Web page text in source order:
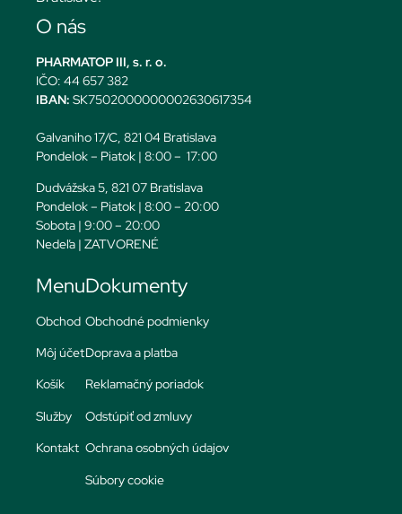
O nás
PHARMATOP III, s. r. o.
IČO: 44 657 382
IBAN: SK7502000000002630617354
Galvaniho 17/C, 821 04 Bratislava
Pondelok – Piatok | 8:00 – 17:00
Dudvážska 5, 821 07 Bratislava
Pondelok – Piatok | 8:00 – 20:00
Sobota | 9:00 – 20:00
Nedeľa | ZATVORENÉ
Menu
Obchod
Môj účet
Košík
Služby
Kontakt
Dokumenty
Obchodné podmienky
Doprava a platba
Reklamačný poriadok
Odstúpiť od zmluvy
Ochrana osobných údajov
Súbory cookie